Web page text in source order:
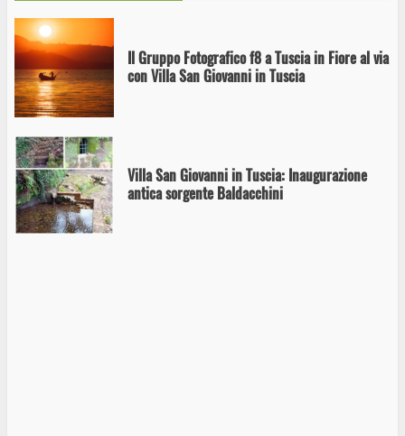
Il Gruppo Fotografico f8 a Tuscia in Fiore al via
con Villa San Giovanni in Tuscia
Villa San Giovanni in Tuscia: Inaugurazione
antica sorgente Baldacchini